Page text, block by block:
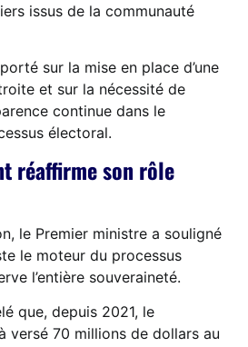
issus de la communauté
sur la mise en place d’une
et sur la nécessité de
continue dans le
électoral.
réaffirme son rôle
le Premier ministre a souligné
le moteur du processus
l’entière souveraineté.
que, depuis 2021, le
versé 70 millions de dollars au